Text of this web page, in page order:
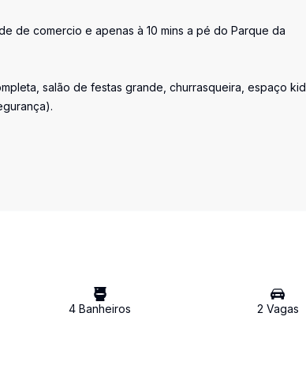
de comercio e apenas à 10 mins a pé do Parque da
salão de festas grande, churrasqueira, espaço kid,
4 Banheiros 2 Vagas